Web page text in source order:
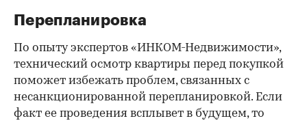
Перепланировка
По опыту экспертов «ИНКОМ-Недвижимости»,
технический осмотр квартиры перед покупкой
поможет избежать проблем, связанных с
несанкционированной перепланировкой. Если
факт ее проведения всплывет в будущем, то